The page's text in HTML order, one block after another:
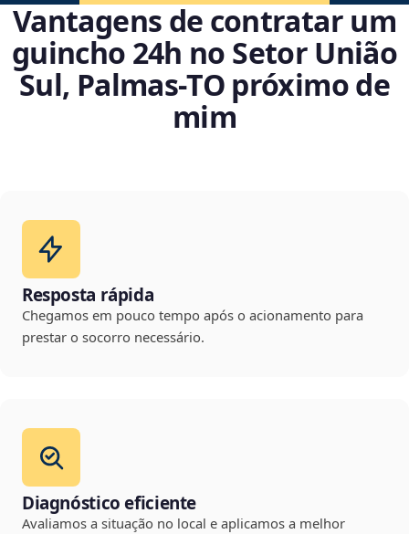
Vantagens de contratar um
guincho 24h no Setor União
Sul, Palmas‑TO próximo de
mim
Resposta rápida
Chegamos em pouco tempo após o acionamento para
prestar o socorro necessário.
Diagnóstico eficiente
Avaliamos a situação no local e aplicamos a melhor